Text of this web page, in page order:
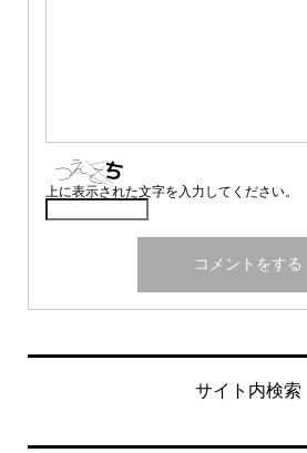
上に表示された文字を入力してください。
サイト内検索